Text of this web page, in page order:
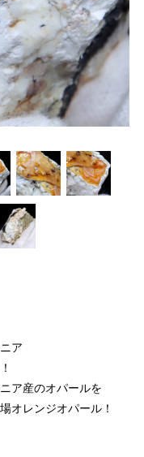
ア
ア産のオパールを
オレンジオパール！